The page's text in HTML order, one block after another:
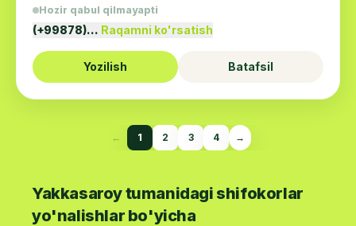
Hozir qabul qilmayapti
(+99878)… Raqamni ko'rsatish
Yozilish Batafsil
← 1 2 3 4 →
Yakkasaroy tumanidagi shifokorlar
yo'nalishlar bo'yicha